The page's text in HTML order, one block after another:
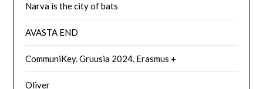
Narva is the city of bats
AVASTA END
CommuniKey. Gruusia 2024. Erasmus +
Oliver